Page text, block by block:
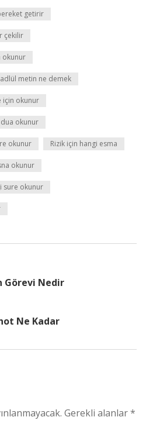
getirir
çekilir
okunur
metin ne demek
için okunur
okunur
okunur Rizik için hangi esma
okunur
sure okunur
Görevi Nedir
Ne Kadar
Gerekli alanlar*